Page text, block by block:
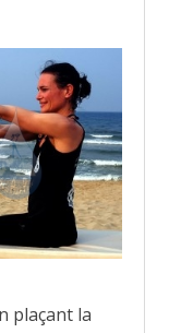
plaçant la